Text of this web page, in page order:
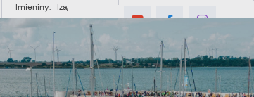
Imieniny: Iza,
Cyprian, Dominik
MIESZKANIEC TURYSTYKA